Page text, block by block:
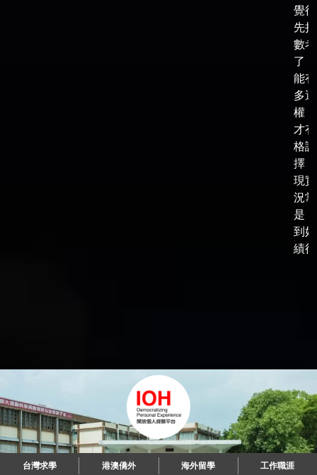
台灣求學 港澳僑外 海外留學 工作職涯
覺
先
數
了
能
多
權
才
格
擇
現
況常
是
到
績